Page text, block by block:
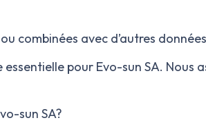
combinées avec d’autres
pour Evo-sun SA. Nous
sun SA?